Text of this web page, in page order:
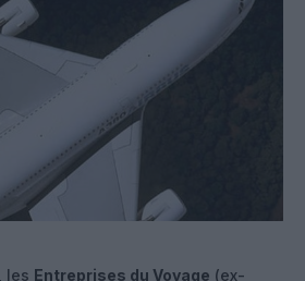
les Entreprises du Voyage (ex-